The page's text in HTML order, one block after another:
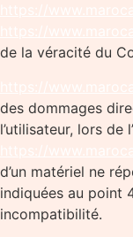
de la véracité du
des dommages
l’utilisateur, lors de
d’un matériel ne
indiquées au point
incompatibilité.